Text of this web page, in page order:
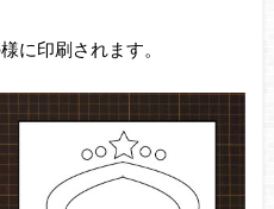
に印刷されます。